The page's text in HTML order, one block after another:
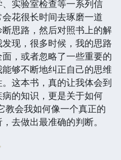
实验室检查等一系列信
花很长时间去琢磨一道
思路，然后对照书上的解
现，很多时候，我的思路
，或者忽略了一些重要的
够不断地纠正自己的思维
这本书，真的让我体会到
的知识，更是关于如何
教会我如何像一个真正的
去做出最准确的判断。